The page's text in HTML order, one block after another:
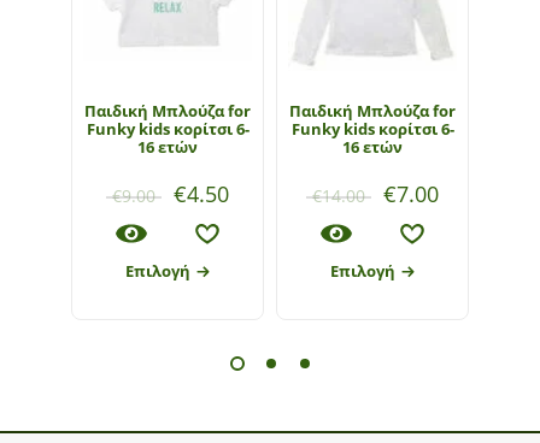
Παιδική Μπλούζα for
Funky kids κορίτσι 6-
16 ετών
€9.00 €4.50
Επιλογή
Παιδική Μπλούζα for
Funky kids κορίτσι 6-
16 ετών
€14.00 €7.00
Επιλογή